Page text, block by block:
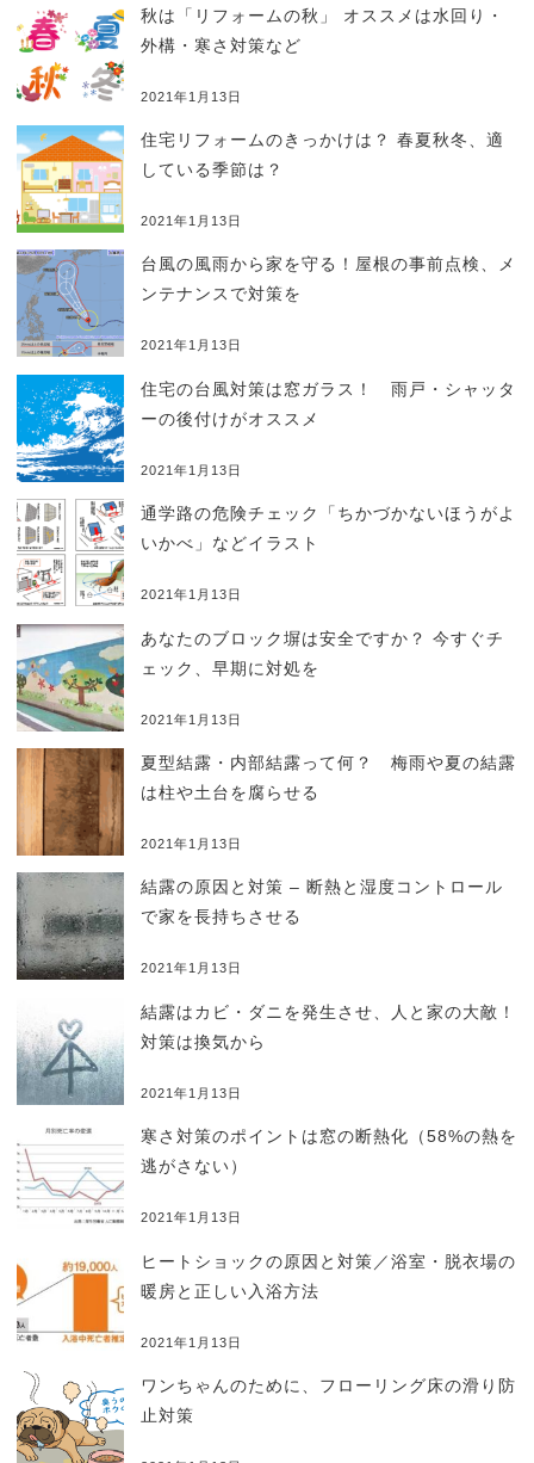
秋は「リフォームの秋」 オススメは水回り・
外構・寒さ対策など
2021年1月13日
住宅リフォームのきっかけは？ 春夏秋冬、適
している季節は？
2021年1月13日
台風の風雨から家を守る！屋根の事前点検、メ
ンテナンスで対策を
2021年1月13日
住宅の台風対策は窓ガラス！ 雨戸・シャッタ
ーの後付けがオススメ
2021年1月13日
通学路の危険チェック「ちかづかないほうがよ
いかべ」などイラスト
2021年1月13日
あなたのブロック塀は安全ですか？ 今すぐチ
ェック、早期に対処を
2021年1月13日
夏型結露・内部結露って何？ 梅雨や夏の結露
は柱や土台を腐らせる
2021年1月13日
結露の原因と対策 – 断熱と湿度コントロール
で家を長持ちさせる
2021年1月13日
結露はカビ・ダニを発生させ、人と家の大敵！
対策は換気から
2021年1月13日
寒さ対策のポイントは窓の断熱化（58%の熱を
逃がさない）
2021年1月13日
ヒートショックの原因と対策／浴室・脱衣場の
暖房と正しい入浴方法
2021年1月13日
ワンちゃんのために、フローリング床の滑り防
止対策